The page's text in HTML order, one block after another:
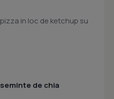
in loc de ketchup su
de chia